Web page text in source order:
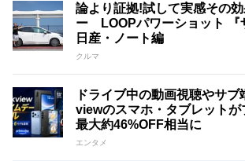
論より証拠!試して実感その
ー LOOPパワーショット 『
日産・ノート編
クルマ
ドライブ中の動画視聴やサ
viewのスマホ・タブレットが
最大約46%OFF相当に
エンタメ